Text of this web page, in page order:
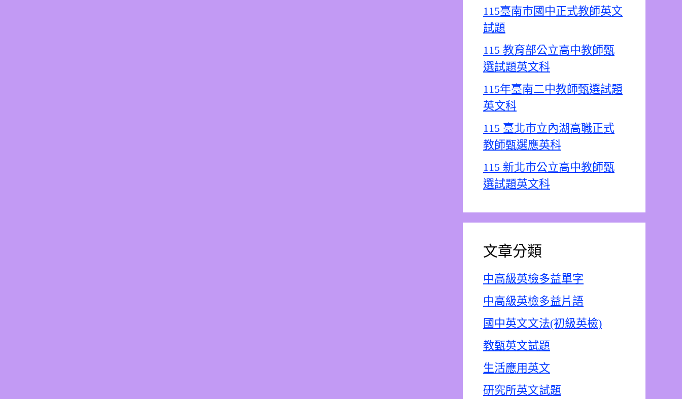
115臺南市國中正式教師英文
試題
115 教育部公立高中教師甄
選試題英文科
115年臺南二中教師甄選試題
英文科
115 臺北市立內湖高職正式
教師甄選應英科
115 新北市公立高中教師甄
選試題英文科
文章分類
中高級英檢多益單字
中高級英檢多益片語
國中英文文法(初級英檢)
教甄英文試題
生活應用英文
研究所英文試題